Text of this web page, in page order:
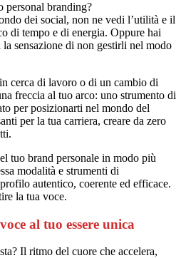
personal branding?
dei social, non ne vedi l’utilità e il
di tempo e di energia. Oppure hai
sensazione di non gestirli nel modo
cerca di lavoro o di un cambio di
freccia al tuo arco: uno strumento di
per posizionarti nel mondo del
per la tua carriera, creare da zero
tuo brand personale in modo più
modalità e strumenti di
autentico, coerente ed efficace.
la tua voce.
al tuo essere unica
Il ritmo del cuore che accelera,